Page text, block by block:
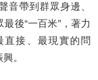
音帶到群眾身邊、
後“一百米”，著力
直接、最現實的問
。